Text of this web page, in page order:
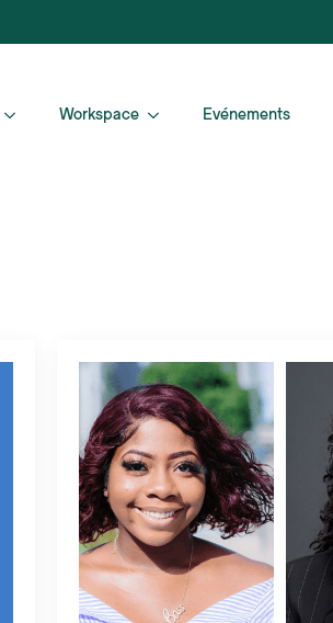
Workspace Evénements